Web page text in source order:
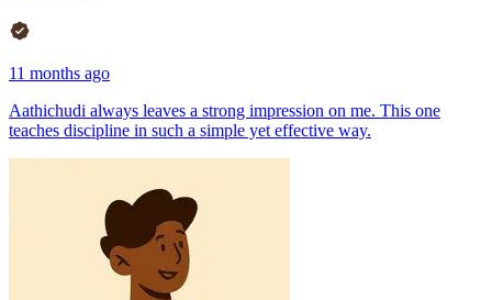
11 months ago
Aathichudi always leaves a strong impression on me. This one
teaches discipline in such a simple yet effective way.